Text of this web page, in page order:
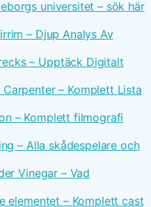
universitet – sök här
– Djup Analys Av
– Upptäck Digitalt
– Komplett Lista
– Komplett filmografi
– Alla skådespelare och
Vinegar – Vad
elementet – Komplett cast